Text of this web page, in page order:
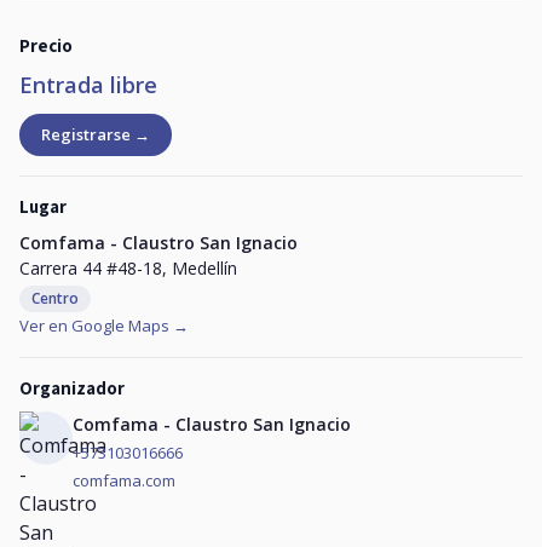
Precio
Entrada libre
Registrarse →
Lugar
Comfama - Claustro San Ignacio
Carrera 44 #48-18, Medellín
Centro
Ver en Google Maps →
Organizador
Comfama - Claustro San Ignacio
+573103016666
comfama.com